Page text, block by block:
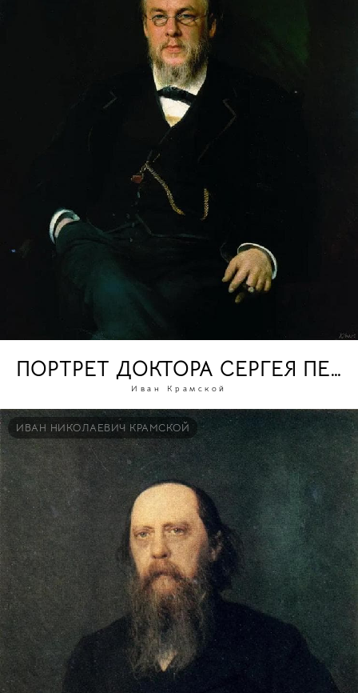
ПОРТРЕТ ДОКТОРА СЕРГЕЯ
Иван Крамской
ИВАН НИКОЛАЕВИЧ КРАМСКОЙ